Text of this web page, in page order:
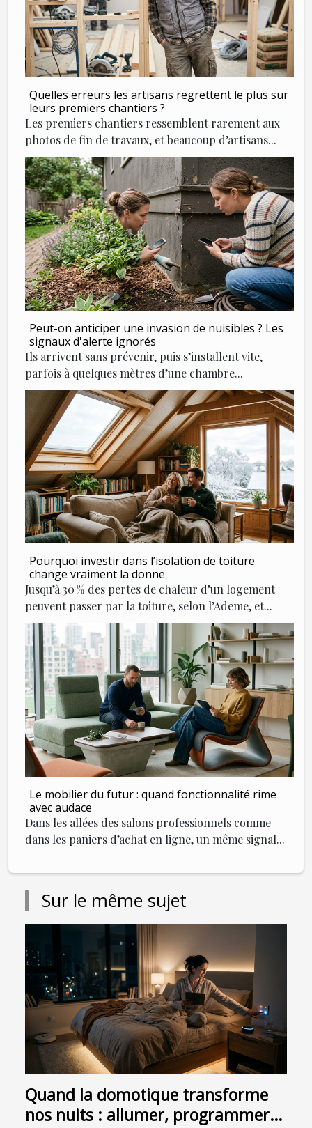
Quelles erreurs les artisans regrettent le plus sur
leurs premiers chantiers ?
Les premiers chantiers ressemblent rarement aux
photos de fin de travaux, et beaucoup d’artisans...
Peut-on anticiper une invasion de nuisibles ? Les
signaux d'alerte ignorés
Ils arrivent sans prévenir, puis s’installent vite,
parfois à quelques mètres d’une chambre...
Pourquoi investir dans l’isolation de toiture
change vraiment la donne
Jusqu’à 30 % des pertes de chaleur d’un logement
peuvent passer par la toiture, selon l’Ademe, et...
Le mobilier du futur : quand fonctionnalité rime
avec audace
Dans les allées des salons professionnels comme
dans les paniers d’achat en ligne, un même signal...
Sur le même sujet
Quand la domotique transforme
nos nuits : allumer, programmer